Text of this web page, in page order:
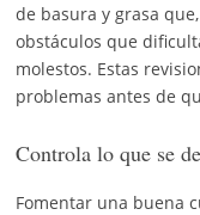
de basura y grasa
obstáculos que
molestos. Estas
problemas antes de
Controla lo que se
Fomentar una buena